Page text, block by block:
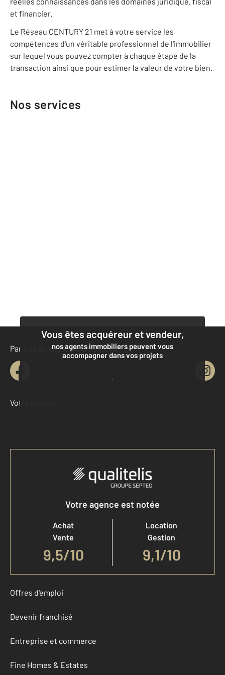
et financier.
Le Réseau CENTURY 21 met à votre service les
compétences d'un véritable professionnel de l'immobilier
sur lequel vous pouvez compter à chaque étape de la
transaction ainsi que pour estimer la valeur de votre bien.
Nos services
Vous êtes acquéreur et vendeur,
nos agents immobiliers peuvent vous
accompagner dans vos projets
Contacter l’agence
Demander une estimation
Parlons de vous, parlons biens
Votre compte :
Votre agence est notée
Achat
Vente
9,5/10
Location
Gestion
9,1/10
Offres d'emploi
Devenir franchisé
Entreprise et commerce
Fine Homes & Estates